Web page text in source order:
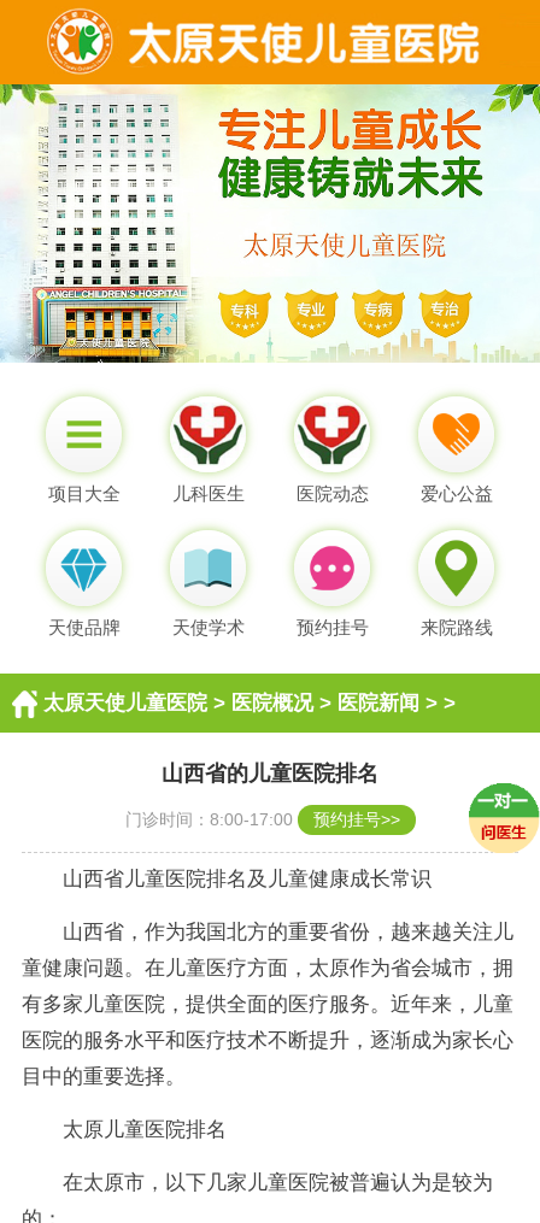
项目大全 儿科医生 医院动态 爱心公益
天使品牌 天使学术 预约挂号 来院路线
太原天使儿童医院> 医院概况> 医院新闻 > >
山西省的儿童医院排名
门诊时间：8:00-17:00 预约挂号>>
山西省儿童医院排名及儿童健康成长常识
山西省，作为我国北方的重要省份，越来越关注儿
童健康问题。在儿童医疗方面，太原作为省会城市，拥
有多家儿童医院，提供全面的医疗服务。近年来，儿童
医院的服务水平和医疗技术不断提升，逐渐成为家长心
目中的重要选择。
太原儿童医院排名
在太原市，以下几家儿童医院被普遍认为是较为
的：